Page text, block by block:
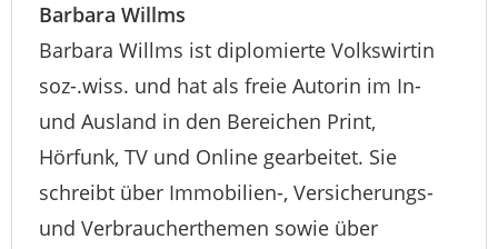
Barbara Willms
Barbara Willms ist diplomierte Volkswirtin
soz-.wiss. und hat als freie Autorin im In-
und Ausland in den Bereichen Print,
Hörfunk, TV und Online gearbeitet. Sie
schreibt über Immobilien-, Versicherungs-
und Verbraucherthemen sowie über